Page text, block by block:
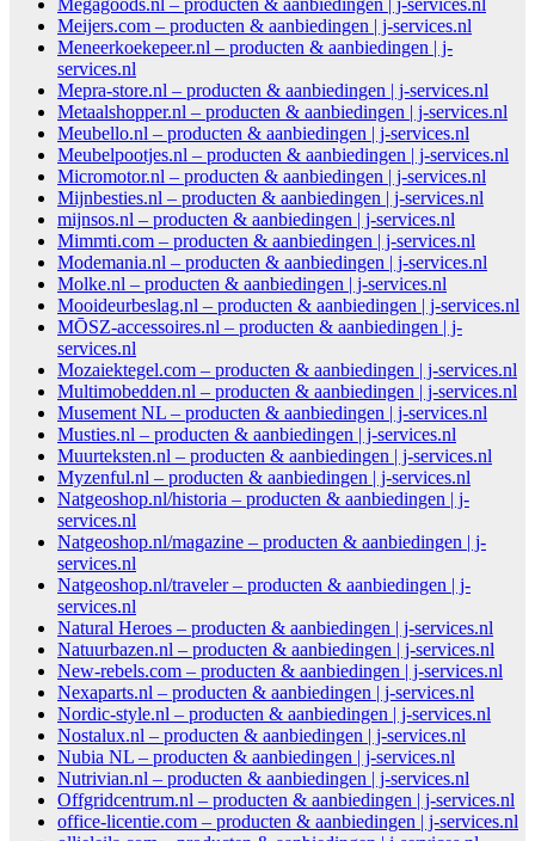
Megagoods.nl – producten & aanbiedingen | j-services.nl
Meijers.com – producten & aanbiedingen | j-services.nl
Meneerkoekepeer.nl – producten & aanbiedingen | j-
services.nl
Mepra-store.nl – producten & aanbiedingen | j-services.nl
Metaalshopper.nl – producten & aanbiedingen | j-services.nl
Meubello.nl – producten & aanbiedingen | j-services.nl
Meubelpootjes.nl – producten & aanbiedingen | j-services.nl
Micromotor.nl – producten & aanbiedingen | j-services.nl
Mijnbesties.nl – producten & aanbiedingen | j-services.nl
mijnsos.nl – producten & aanbiedingen | j-services.nl
Mimmti.com – producten & aanbiedingen | j-services.nl
Modemania.nl – producten & aanbiedingen | j-services.nl
Molke.nl – producten & aanbiedingen | j-services.nl
Mooideurbeslag.nl – producten & aanbiedingen | j-services.nl
MŌSZ-accessoires.nl – producten & aanbiedingen | j-
services.nl
Mozaiektegel.com – producten & aanbiedingen | j-services.nl
Multimobedden.nl – producten & aanbiedingen | j-services.nl
Musement NL – producten & aanbiedingen | j-services.nl
Musties.nl – producten & aanbiedingen | j-services.nl
Muurteksten.nl – producten & aanbiedingen | j-services.nl
Myzenful.nl – producten & aanbiedingen | j-services.nl
Natgeoshop.nl/historia – producten & aanbiedingen | j-
services.nl
Natgeoshop.nl/magazine – producten & aanbiedingen | j-
services.nl
Natgeoshop.nl/traveler – producten & aanbiedingen | j-
services.nl
Natural Heroes – producten & aanbiedingen | j-services.nl
Natuurbazen.nl – producten & aanbiedingen | j-services.nl
New-rebels.com – producten & aanbiedingen | j-services.nl
Nexaparts.nl – producten & aanbiedingen | j-services.nl
Nordic-style.nl – producten & aanbiedingen | j-services.nl
Nostalux.nl – producten & aanbiedingen | j-services.nl
Nubia NL – producten & aanbiedingen | j-services.nl
Nutrivian.nl – producten & aanbiedingen | j-services.nl
Offgridcentrum.nl – producten & aanbiedingen | j-services.nl
office-licentie.com – producten & aanbiedingen | j-services.nl